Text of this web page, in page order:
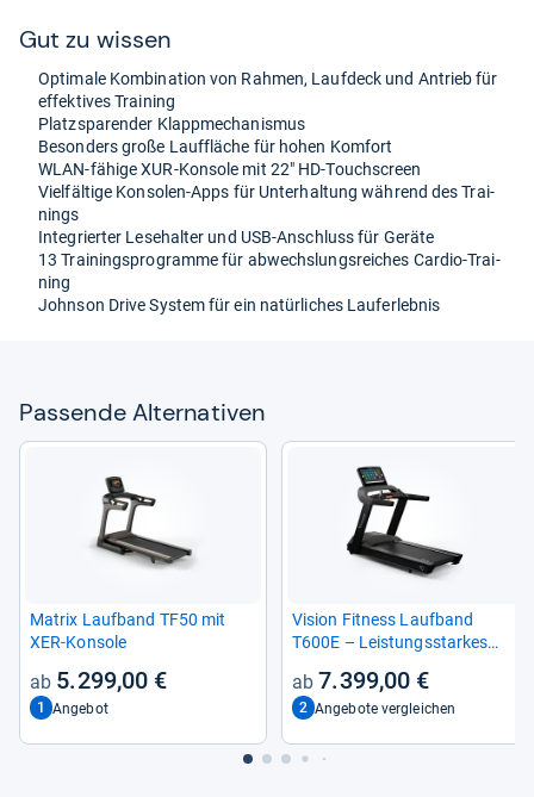
Gut zu wis­sen
Opti­male Kom­bi­na­tion von Rah­men, Lauf­deck und Antrieb für
effek­ti­ves Trai­ning
Platz­spa­ren­der Klapp­me­cha­nis­mus
Beson­ders große Lauf­flä­che für hohen Kom­fort
WLAN-​fähige XUR-​Kon­sole mit 22" HD-​Touch­s­creen
Viel­fäl­tige Kon­so­len-​Apps für Unter­hal­tung wäh­rend des Trai­
nings
Inte­grier­ter Lese­hal­ter und USB-​Anschluss für Geräte
13 Trai­nings­pro­gramme für abwechs­lungs­rei­ches Car­dio-​Trai­
ning
John­son Drive Sys­tem für ein natür­li­ches Lau­fer­leb­nis
Pas­sende Alter­na­ti­ven
Matrix Lauf­band TF50 mit
XER-​Kon­sole
5.299,00 €
1 Angebot
Vision Fit­ness Lauf­band
T600E – Leis­tungs­star­kes
7.399,00 €
2 Angebote vergleichen